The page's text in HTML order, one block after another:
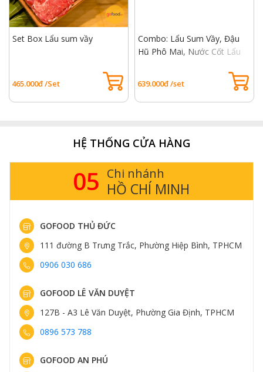
GOFOOD - THỰC PHẨM NHẬP KHẨU
Hotline đặt hàng: 1900 3220
Set Box Lẩu sum vầy
465.000đ /Set
Combo: Lẩu Sum Vầy, Đậu
Hũ Phô Mai, Nước Cốt Lẩu
639.000đ /set
HỆ THỐNG CỬA HÀNG
05 Chi nhánh
HỒ CHÍ MINH
GOFOOD THỦ ĐỨC
111 đường B Trưng Trắc, Phường Hiệp Bình, TPHCM
0906 030 686
GOFOOD LÊ VĂN DUYỆT
127B - A3 Lê Văn Duyệt, Phường Gia Định, TPHCM
0896 573 788
GOFOOD AN PHÚ